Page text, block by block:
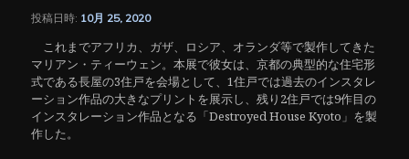
ン
投稿日時: 10月 25, 2020
これまでアフリカ、ガザ、ロシア、オランダ等で製作してきた
マリアン・ティーウェン。本展で彼女は、京都の典型的な住宅形
式である長屋の3住戸を会場として、1住戸では過去のインスタレ
ーション作品の大きなプリントを展示し、残り2住戸では9作目の
インスタレーション作品となる「Destroyed House Kyoto」を製
作した。